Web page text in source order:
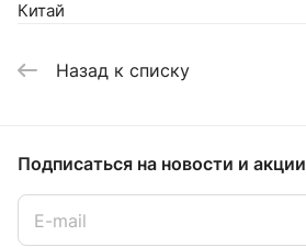
Китай
Назад к списку
Подписаться на новости и акции